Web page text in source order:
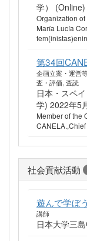
学）
Organization
María Lucía
第34回
企画立案・運営
査・評価, 査読
日本・スペ
学) 2022年5
Member of the
社会貢献活動
遊んで学ぼ
講師
日本大学三